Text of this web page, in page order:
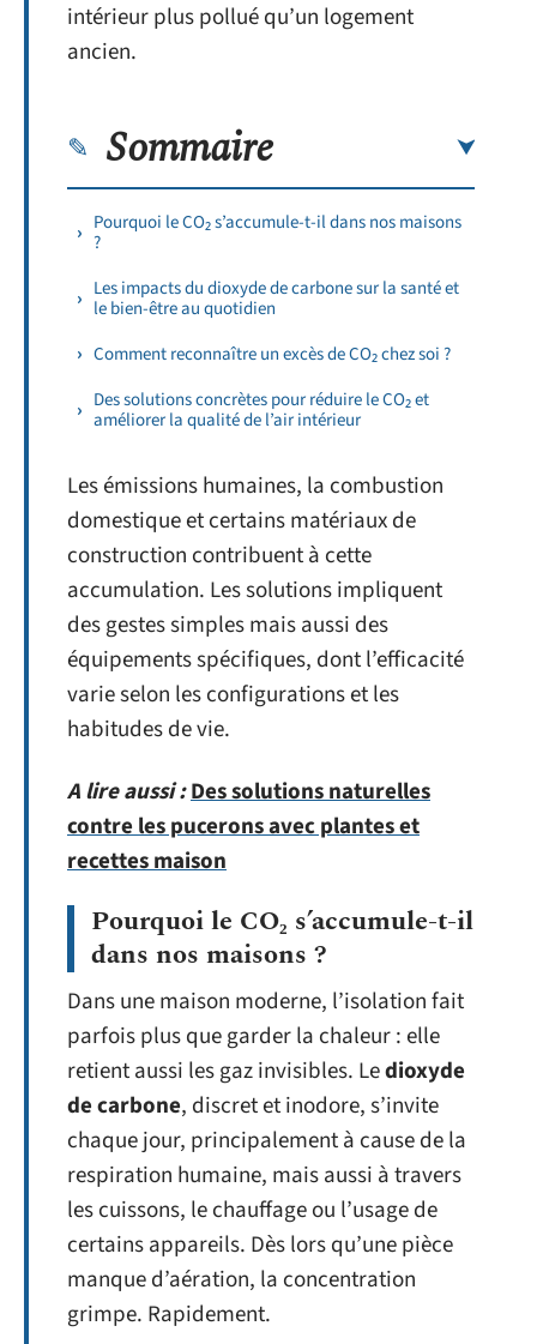
intérieur plus pollué qu’un logement
ancien.
Sommaire
Pourquoi le CO₂ s’accumule-t-il dans nos maisons
?
Les impacts du dioxyde de carbone sur la santé et
le bien-être au quotidien
Comment reconnaître un excès de CO₂ chez soi ?
Des solutions concrètes pour réduire le CO₂ et
améliorer la qualité de l’air intérieur
Les émissions humaines, la combustion
domestique et certains matériaux de
construction contribuent à cette
accumulation. Les solutions impliquent
des gestes simples mais aussi des
équipements spécifiques, dont l’efficacité
varie selon les configurations et les
habitudes de vie.
A lire aussi :Des solutions naturelles
contre les pucerons avec plantes et
recettes maison
Pourquoi le CO₂ s’accumule-t-il
dans nos maisons ?
Dans une maison moderne, l’isolation fait
parfois plus que garder la chaleur : elle
retient aussi les gaz invisibles. Ledioxyde
de carbone, discret et inodore, s’invite
chaque jour, principalement à cause de la
respiration humaine, mais aussi à travers
les cuissons, le chauffage ou l’usage de
certains appareils. Dès lors qu’une pièce
manque d’aération, la concentration
grimpe. Rapidement.